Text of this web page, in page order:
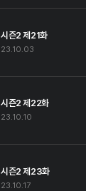
시즌2 제21화
23.10.03
시즌2 제22화
23.10.10
시즌2 제23화
23.10.17